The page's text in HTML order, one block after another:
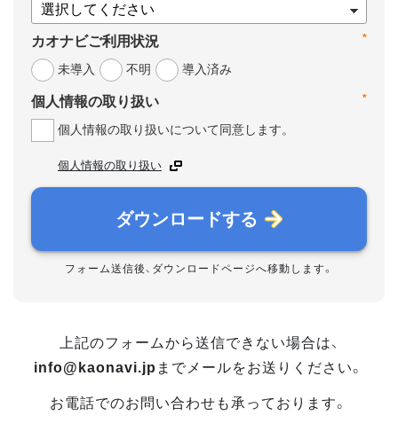
*
カオナビご利用状況
未導入
不明 導入済み
*
個人情報の取り扱い
個人情報の取り扱いについて同意します。
個人情報の取り扱い
ダウンロードする
フォーム送信後、ダウンロードページへ移動します。
上記のフォームから送信できない場合は、
info@kaonavi.jp までメールをお送りください。
お電話でのお問い合わせも承っております。